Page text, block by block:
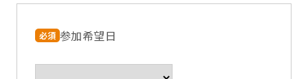
参加希望日
必須